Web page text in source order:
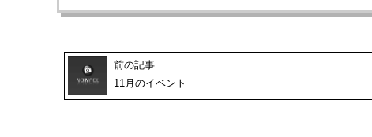
前の記事
11月のイベント